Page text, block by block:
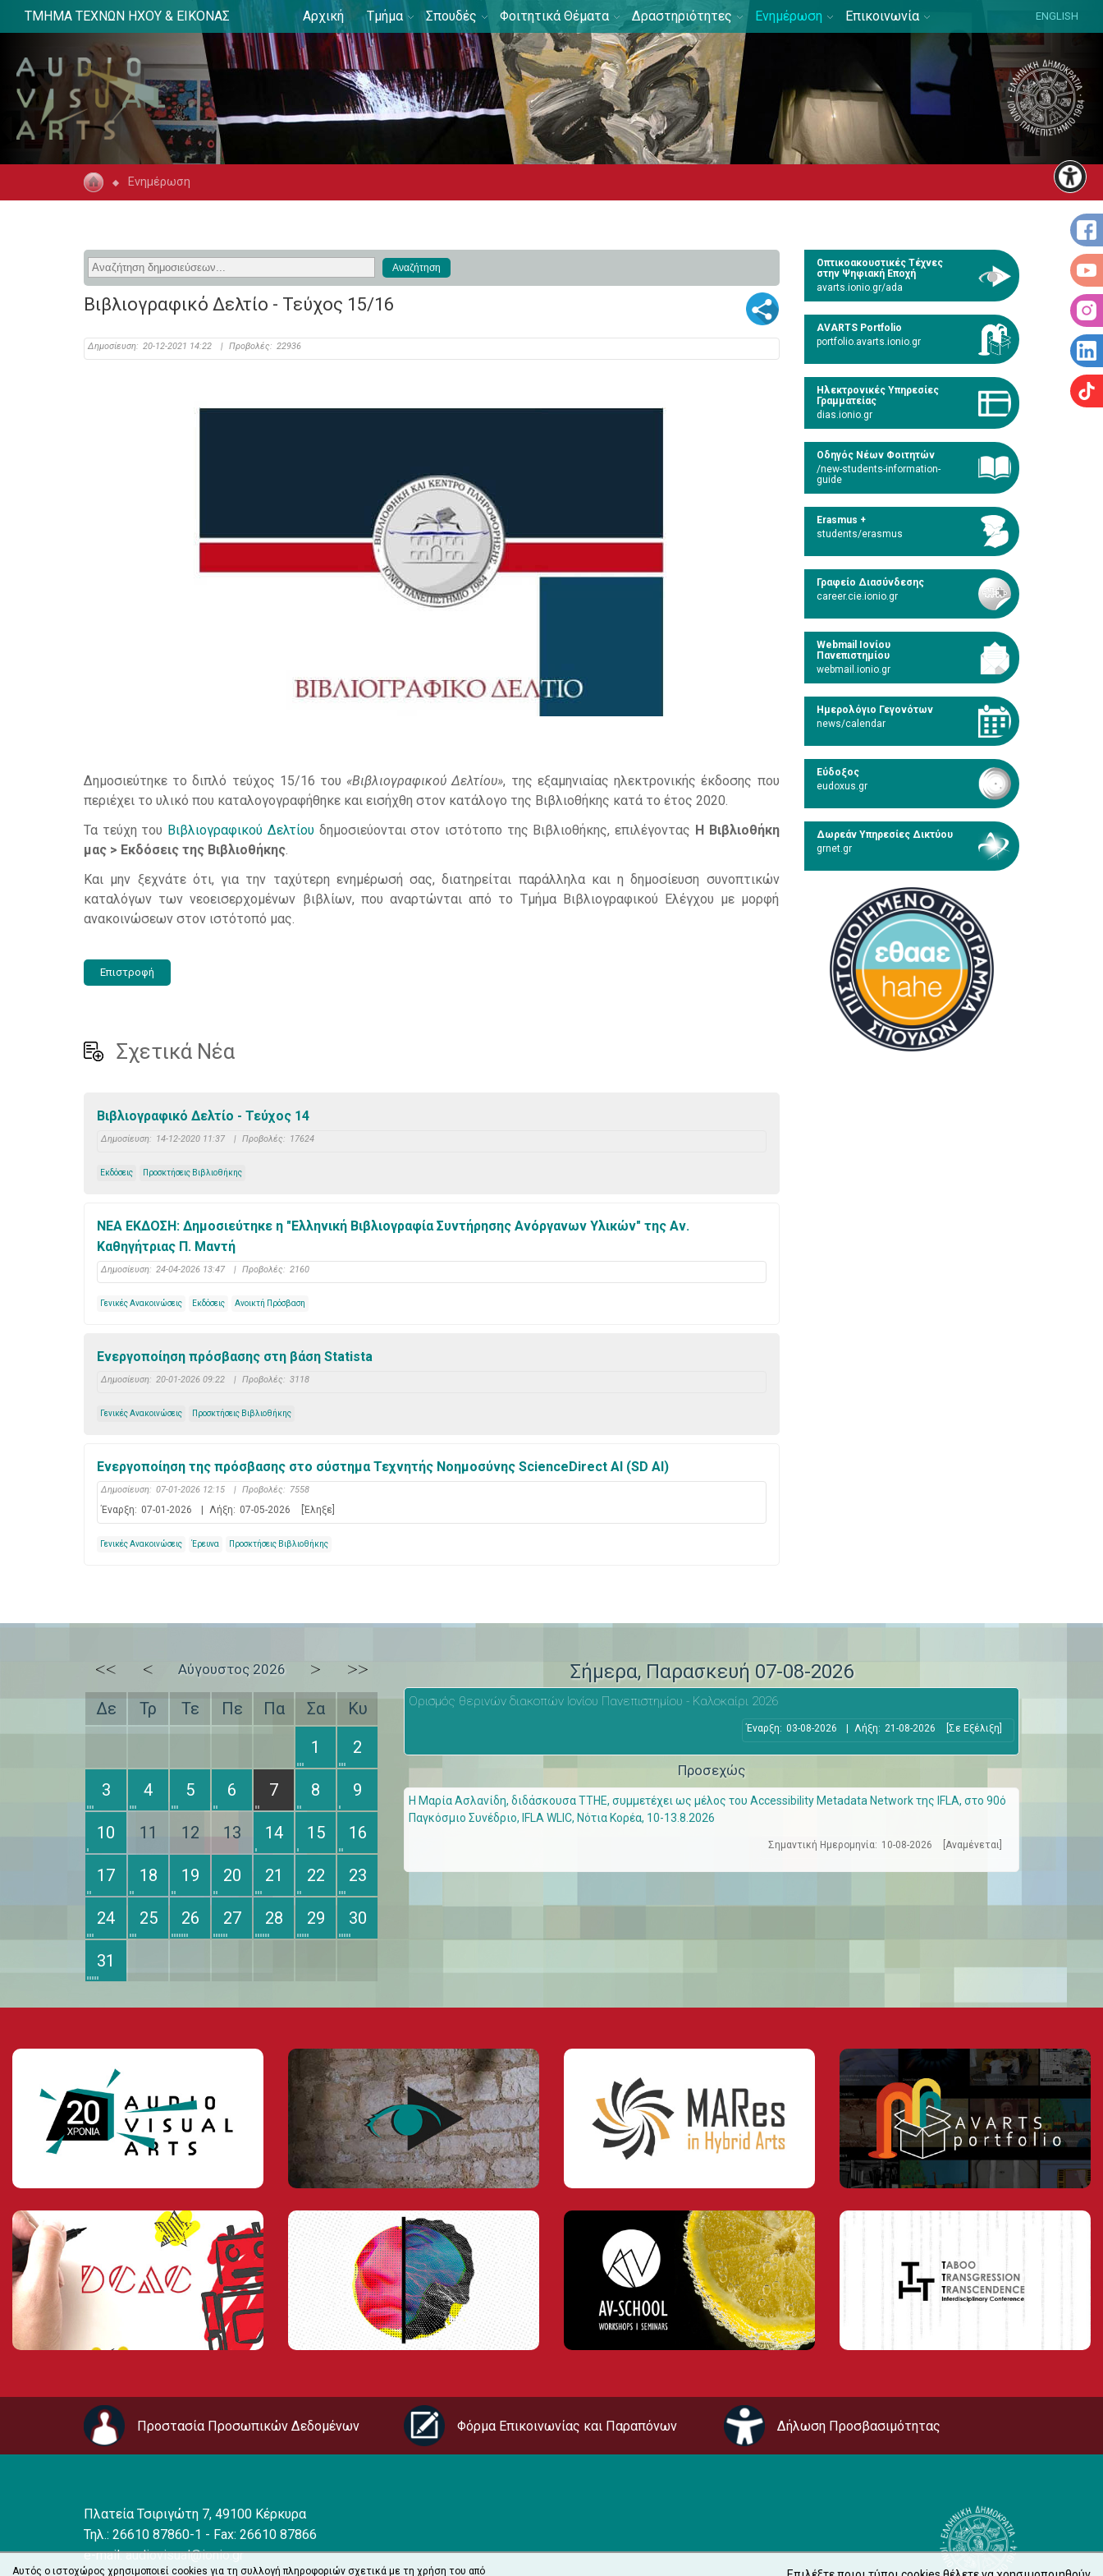
ΤΜΗΜΑ ΤΕΧΝΩΝ ΗΧΟΥ & ΕΙΚΟΝΑΣ Αρχική Τμήμα Σπουδές Φοιτητικά Θέματα Δραστηριότητες Ενημέρωση Επικοινωνία ENGLISH
Ενημέρωση
Βιβλιογραφικό Δελτίο - Τεύχος 15/16
Δημοσίευση: 20-12-2021 14:22 | Προβολές: 22936
Δημοσιεύτηκε το διπλό τεύχος 15/16 του «Βιβλιογραφικού Δελτίου», της εξαμηνιαίας ηλεκτρονικής έκδοσης που
περιέχει το υλικό που καταλογογραφήθηκε και εισήχθη στον κατάλογο της Βιβλιοθήκης κατά το έτος 2020.
Τα τεύχη του Βιβλιογραφικού Δελτίου δημοσιεύονται στον ιστότοπο της Βιβλιοθήκης, επιλέγοντας Η Βιβλιοθήκη
μας > Εκδόσεις της Βιβλιοθήκης.
Και μην ξεχνάτε ότι, για την ταχύτερη ενημέρωσή σας, διατηρείται παράλληλα και η δημοσίευση συνοπτικών
καταλόγων των νεοεισερχομένων βιβλίων, που αναρτώνται από το Τμήμα Βιβλιογραφικού Ελέγχου με μορφή
ανακοινώσεων στον ιστότοπό μας.
Επιστροφή
Σχετικά Νέα
Βιβλιογραφικό Δελτίο - Τεύχος 14
Δημοσίευση: 14-12-2020 11:37 | Προβολές: 17624
Εκδόσεις Προσκτήσεις Βιβλιοθήκης
ΝΕΑ ΕΚΔΟΣΗ: Δημοσιεύτηκε η "Ελληνική Βιβλιογραφία Συντήρησης Ανόργανων Υλικών" της Αν.
Καθηγήτριας Π. Μαντή
Δημοσίευση: 24-04-2026 13:47 | Προβολές: 2160
Γενικές Ανακοινώσεις Εκδόσεις Ανοικτή Πρόσβαση
Ενεργοποίηση πρόσβασης στη βάση Statista
Δημοσίευση: 20-01-2026 09:22 | Προβολές: 3118
Γενικές Ανακοινώσεις Προσκτήσεις Βιβλιοθήκης
Eνεργοποίηση της πρόσβασης στο σύστημα Τεχνητής Νοημοσύνης ScienceDirect AI (SD AI)
Δημοσίευση: 07-01-2026 12:15 | Προβολές: 7558
Έναρξη: 07-01-2026 Λήξη: 07-05-2026 [Έληξε]
Γενικές Ανακοινώσεις Έρευνα Προσκτήσεις Βιβλιοθήκης
Οπτικοακουστικές Τέχνες
στην Ψηφιακή Εποχή
avarts.ionio.gr/ada
AVARTS Portfolio
portfolio.avarts.ionio.gr
Ηλεκτρονικές Υπηρεσίες
Γραμματείας
dias.ionio.gr
Οδηγός Νέων Φοιτητών
/new-students-information-
guide
Erasmus +
students/erasmus
Γραφείο Διασύνδεσης
career.cie.ionio.gr
Webmail Ιονίου
Πανεπιστημίου
webmail.ionio.gr
Ημερολόγιο Γεγονότων
news/calendar
Εύδοξος
eudoxus.gr
Δωρεάν Υπηρεσίες Δικτύου
grnet.gr
<< < Αύγουστος 2026 > >>
Δε Τρ Τε Πε Πα Σα
Κυ
1
2
3 4 5 6 7 8 9
10 11 12 13 14 15 16
17 18 19 20 21 22 23
24 25 26 27 28 29 30
31
Σήμερα, Παρασκευή 07-08-2026
Ορισμός θερινών διακοπών Ιονίου Πανεπιστημίου - Καλοκαίρι 2026
Έναρξη: 03-08-2026 Λήξη: 21-08-2026 [Σε Εξέλιξη]
Προσεχώς
Η Μαρία Ασλανίδη, διδάσκουσα ΤΤΗΕ, συμμετέχει ως μέλος του Accessibility Metadata Network της IFLA, στο 90ό
Παγκόσμιο Συνέδριο, IFLA WLIC, Νότια Κορέα, 10-13.8.2026
Σημαντική Ημερομηνία: 10-08-2026 [Αναμένεται]
Προστασία Προσωπικών Δεδομένων Φόρμα Επικοινωνίας και Παραπόνων Δήλωση Προσβασιμότητας
Πλατεία Τσιριγώτη 7, 49100 Κέρκυρα
Τηλ.: 26610 87860-1 - Fax: 26610 87866
e-mail:audiovisual@ionio.gr
Αυτός ο ιστοχώρος χρησιμοποιεί cookies για τη συλλογή πληροφοριών σχετικά με τη χρήση του από